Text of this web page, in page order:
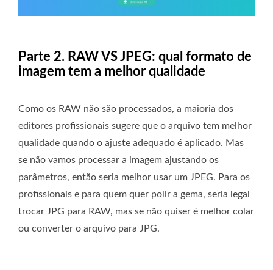
Parte 2. RAW VS JPEG: qual formato de
imagem tem a melhor qualidade
Como os RAW não são processados, a maioria dos
editores profissionais sugere que o arquivo tem melhor
qualidade quando o ajuste adequado é aplicado. Mas
se não vamos processar a imagem ajustando os
parâmetros, então seria melhor usar um JPEG. Para os
profissionais e para quem quer polir a gema, seria legal
trocar JPG para RAW, mas se não quiser é melhor colar
ou converter o arquivo para JPG.